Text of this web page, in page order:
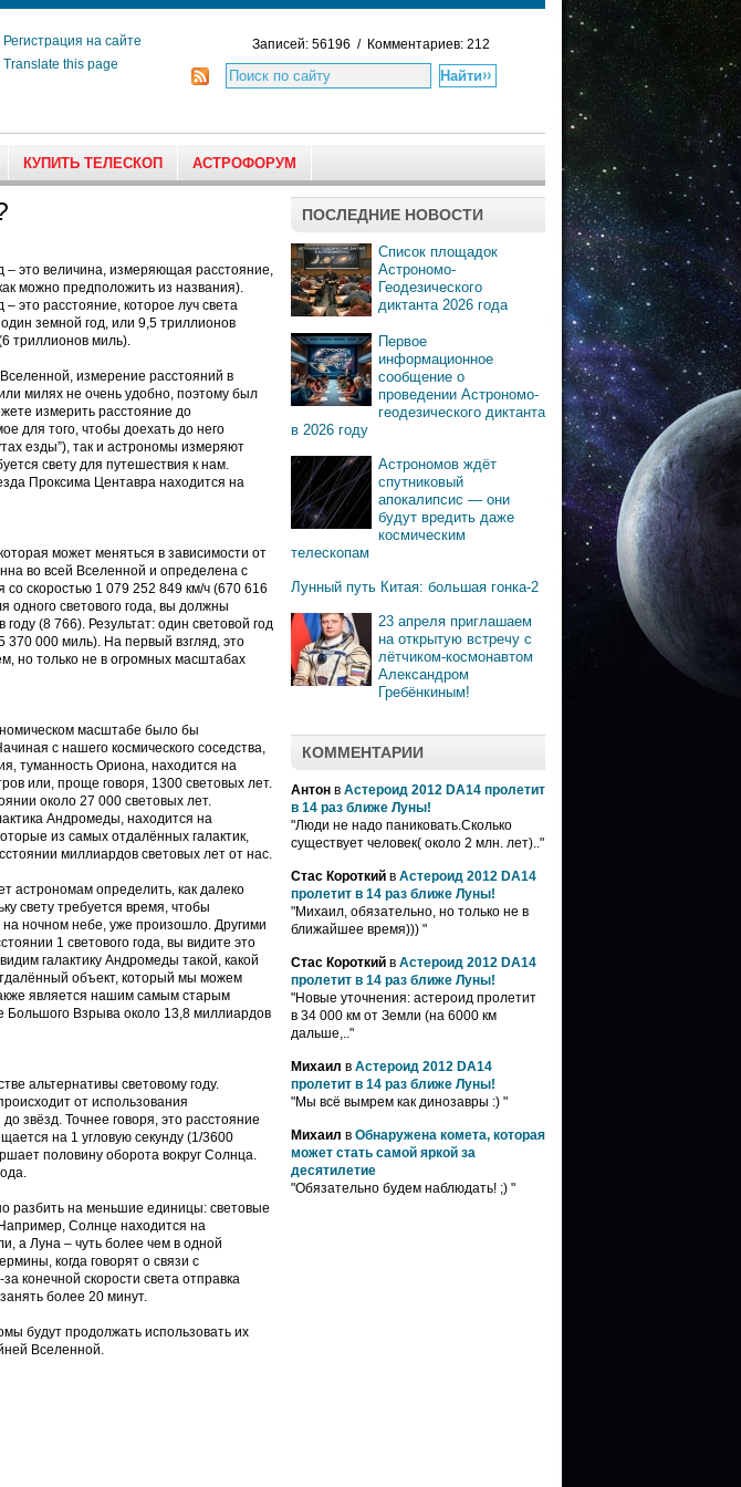
Регистрация на сайте
Translate this page
Записей: 56196 / Комментариев: 212
КУПИТЬ ТЕЛЕСКОП АСТРОФОРУМ
– это величина, измеряющая расстояние,
можно предположить из названия).
– это расстояние, которое луч света
земной год, или 9,5 триллионов
триллионов миль).
измерение расстояний в
милях не очень удобно, поэтому был
измерить расстояние до
для того, чтобы доехать до него
езды”), так и астрономы измеряют
свету для путешествия к нам.
Проксима Центавра находится на
может меняться в зависимости от
во всей Вселенной и определена с
со скоростью 1 079 252 849 км/ч (670 616
одного светового года, вы должны
году (8 766). Результат: один световой год
370 000 миль). На первый взгляд, это
но только не в огромных масштабах
масштабе было бы
с нашего космического соседства,
туманность Ориона, находится на
или, проще говоря, 1300 световых лет.
около 27 000 световых лет.
Андромеды, находится на
из самых отдалённых галактик,
миллиардов световых лет от нас.
астрономам определить, как далеко
свету требуется время, чтобы
ночном небе, уже произошло. Другими
1 светового года, вы видите это
галактику Андромеды такой, какой
объект, который мы можем
является нашим самым старым
Большого Взрыва около 13,8 миллиардов
альтернативы световому году.
от использования
звёзд. Точнее говоря, это расстояние
на 1 угловую секунду (1/3600
половину оборота вокруг Солнца.
разбить на меньшие единицы: световые
Солнце находится на
а Луна – чуть более чем в одной
когда говорят о связи с
конечной скорости света отправка
более 20 минут.
будут продолжать использовать их
Вселенной.
ПОСЛЕДНИЕ НОВОСТИ
Список площадок
Астрономо-
Геодезического
диктанта 2026 года
Первое
информационное
сообщение о
проведении Астрономо-
геодезического диктанта
в 2026 году
Астрономов ждёт
спутниковый
апокалипсис — они
будут вредить даже
космическим
телескопам
Лунный путь Китая: большая гонка-2
23 апреля приглашаем
на открытую встречу с
лётчиком-космонавтом
Александром
Гребёнкиным!
КОММЕНТАРИИ
Антон в Астероид 2012 DA14 пролетит
в 14 раз ближе Луны!
"Люди не надо паниковать.Сколько
существует человек( около 2 млн. лет).."
Стас Короткий в Астероид 2012 DA14
пролетит в 14 раз ближе Луны!
"Михаил, обязательно, но только не в
ближайшее время))) "
Стас Короткий в Астероид 2012 DA14
пролетит в 14 раз ближе Луны!
"Новые уточнения: астероид пролетит
в 34 000 км от Земли (на 6000 км
дальше,.."
Михаил в Астероид 2012 DA14
пролетит в 14 раз ближе Луны!
"Мы всё вымрем как динозавры :) "
Михаил в Обнаружена комета, которая
может стать самой яркой за
десятилетие
"Обязательно будем наблюдать! ;) "